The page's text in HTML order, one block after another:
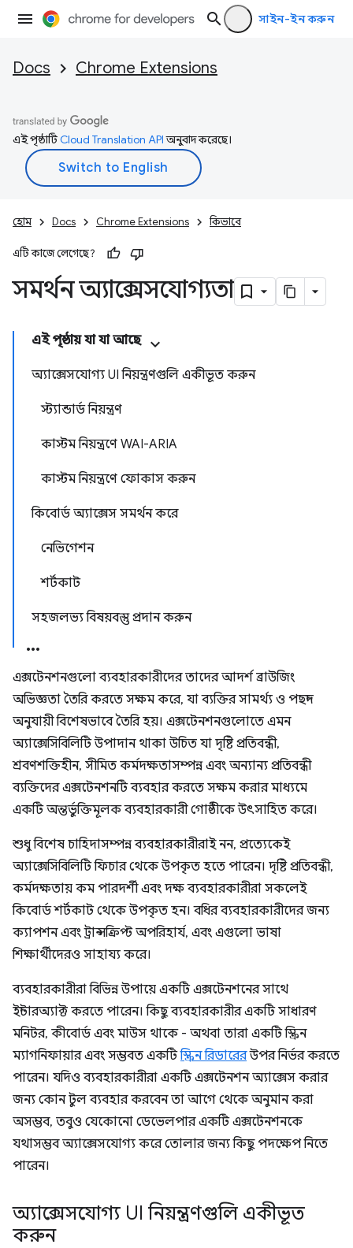
সাইন-ইন করুন
Docs Chrome Extensions
এই পৃষ্ঠাটিCloud Translation APIঅনুবাদ করেছে।
হোম Docs Chrome Extensions কিভাবে
এটি কাজে লেগেছে?
সমর্থন অ্যাক্সেসযোগ্যতা
এই পৃষ্ঠায় যা যা আছে
অ্যাক্সেসযোগ্য UI নিয়ন্ত্রণগুলি একীভূত করুন
স্ট্যান্ডার্ড নিয়ন্ত্রণ
কাস্টম নিয়ন্ত্রণে WAI-ARIA
কাস্টম নিয়ন্ত্রণে ফোকাস করুন
কিবোর্ড অ্যাক্সেস সমর্থন করে
নেভিগেশন
শর্টকাট
সহজলভ্য বিষয়বস্তু প্রদান করুন
এক্সটেনশনগুলো ব্যবহারকারীদের তাদের আদর্শ ব্রাউজিং
অভিজ্ঞতা তৈরি করতে সক্ষম করে, যা ব্যক্তির সামর্থ্য ও পছন্দ
অনুযায়ী বিশেষভাবে তৈরি হয়। এক্সটেনশনগুলোতে এমন
অ্যাক্সেসিবিলিটি উপাদান থাকা উচিত যা দৃষ্টি প্রতিবন্ধী,
শ্রবণশক্তিহীন, সীমিত কর্মদক্ষতাসম্পন্ন এবং অন্যান্য প্রতিবন্ধী
ব্যক্তিদের এক্সটেনশনটি ব্যবহার করতে সক্ষম করার মাধ্যমে
একটি অন্তর্ভুক্তিমূলক ব্যবহারকারী গোষ্ঠীকে উৎসাহিত করে।
শুধু বিশেষ চাহিদাসম্পন্ন ব্যবহারকারীরাই নন, প্রত্যেকেই
অ্যাক্সেসিবিলিটি ফিচার থেকে উপকৃত হতে পারেন। দৃষ্টি প্রতিবন্ধী,
কর্মদক্ষতায় কম পারদর্শী এবং দক্ষ ব্যবহারকারীরা সকলেই
কিবোর্ড শর্টকাট থেকে উপকৃত হন। বধির ব্যবহারকারীদের জন্য
ক্যাপশন এবং ট্রান্সক্রিপ্ট অপরিহার্য, এবং এগুলো ভাষা
শিক্ষার্থীদেরও সাহায্য করে।
ব্যবহারকারীরা বিভিন্ন উপায়ে একটি এক্সটেনশনের সাথে
ইন্টারঅ্যাক্ট করতে পারেন। কিছু ব্যবহারকারীর একটি সাধারণ
মনিটর, কীবোর্ড এবং মাউস থাকে - অথবা তারা একটি স্ক্রিন
ম্যাগনিফায়ার এবং সম্ভবত একটিস্ক্রিন রিডারেরউপর নির্ভর করতে
পারেন। যদিও ব্যবহারকারীরা একটি এক্সটেনশন অ্যাক্সেস করার
জন্য কোন টুল ব্যবহার করবেন তা আগে থেকে অনুমান করা
অসম্ভব, তবুও যেকোনো ডেভেলপার একটি এক্সটেনশনকে
যথাসম্ভব অ্যাক্সেসযোগ্য করে তোলার জন্য কিছু পদক্ষেপ নিতে
পারেন।
অ্যাক্সেসযোগ্য UI নিয়ন্ত্রণগুলি একীভূত
করুন